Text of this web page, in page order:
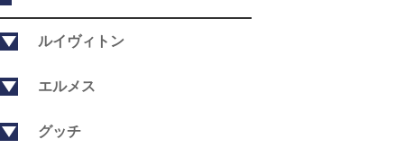
ルイヴィトン
エルメス
グッチ